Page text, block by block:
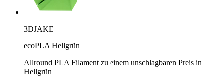
3DJAKE
ecoPLA Hellgrün
Allround PLA Filament zu einem unschlagbaren Preis in
Hellgrün